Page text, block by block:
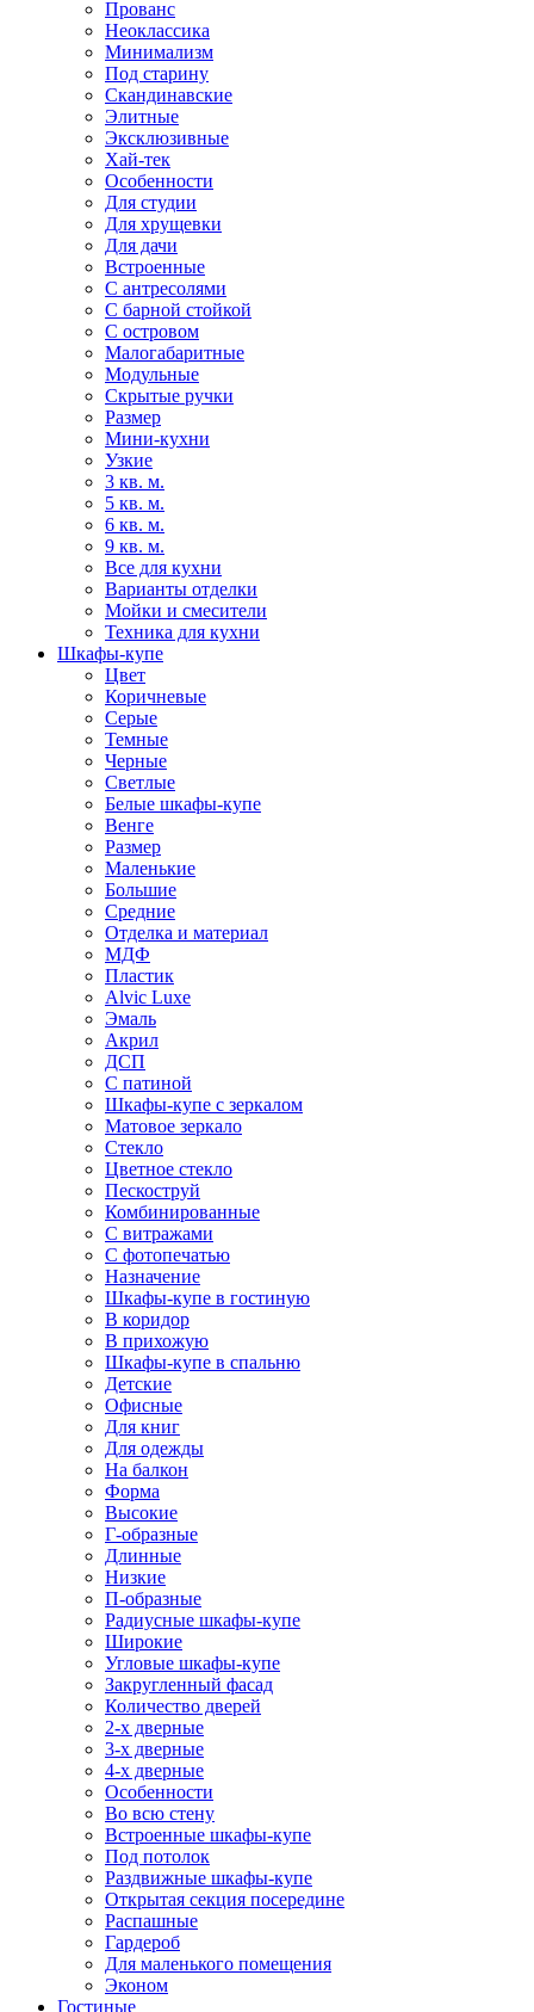
Прованс
Неоклассика
Минимализм
Под старину
Скандинавские
Элитные
Эксклюзивные
Хай-тек
Особенности
Для студии
Для хрущевки
Для дачи
Встроенные
С антресолями
С барной стойкой
С островом
Малогабаритные
Модульные
Скрытые ручки
Размер
Мини-кухни
Узкие
3 кв. м.
5 кв. м.
6 кв. м.
9 кв. м.
Все для кухни
Варианты отделки
Мойки и смесители
Техника для кухни
Шкафы-купе
Цвет
Коричневые
Серые
Темные
Черные
Светлые
Белые шкафы-купе
Венге
Размер
Маленькие
Большие
Средние
Отделка и материал
МДФ
Пластик
Alvic Luxe
Эмаль
Акрил
ДСП
С патиной
Шкафы-купе с зеркалом
Матовое зеркало
Стекло
Цветное стекло
Пескоструй
Комбинированные
С витражами
С фотопечатью
Назначение
Шкафы-купе в гостиную
В коридор
В прихожую
Шкафы-купе в спальню
Детские
Офисные
Для книг
Для одежды
На балкон
Форма
Высокие
Г-образные
Длинные
Низкие
П-образные
Радиусные шкафы-купе
Широкие
Угловые шкафы-купе
Закругленный фасад
Количество дверей
2-х дверные
3-х дверные
4-х дверные
Особенности
Во всю стену
Встроенные шкафы-купе
Под потолок
Раздвижные шкафы-купе
Открытая секция посередине
Распашные
Гардероб
Для маленького помещения
Эконом
Гостиные